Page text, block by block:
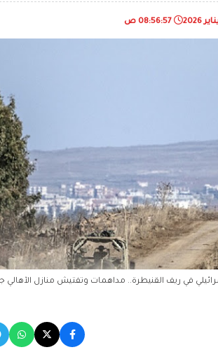
في ريف القنيطرة.. مداهمات وتفتيش منازل الأهالي